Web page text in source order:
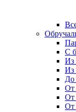
С
Из
Из
До
От
От
От